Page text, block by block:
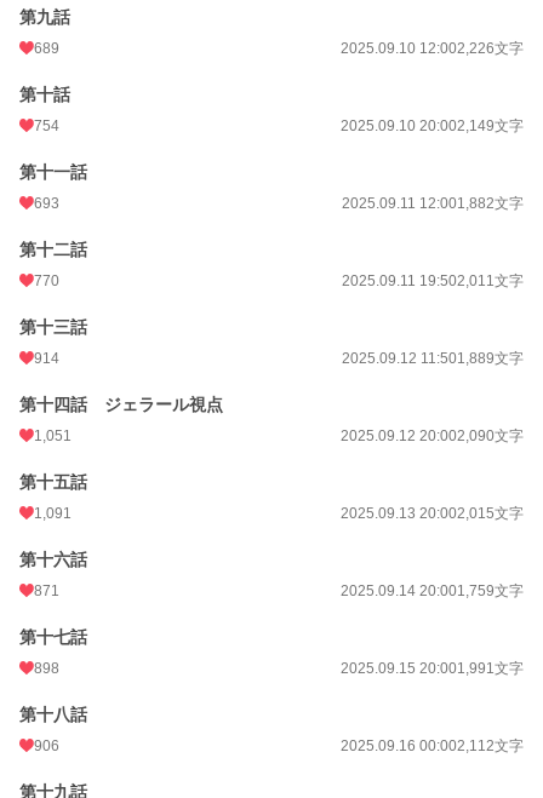
第九話
689 2025.09.10 12:002,226文字
第十話
754 2025.09.10 20:002,149文字
第十一話
693 2025.09.11 12:001,882文字
第十二話
770 2025.09.11 19:502,011文字
第十三話
914 2025.09.12 11:501,889文字
第十四話 ジェラール視点
1,051 2025.09.12 20:002,090文字
第十五話
1,091 2025.09.13 20:002,015文字
第十六話
871 2025.09.14 20:001,759文字
第十七話
898 2025.09.15 20:001,991文字
第十八話
906 2025.09.16 00:002,112文字
第十九話